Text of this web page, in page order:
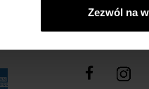
Zezwól na
E-mail*